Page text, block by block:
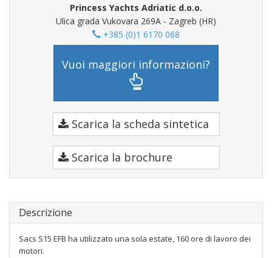
Princess Yachts Adriatic d.o.o.
Ulica grada Vukovara 269A - Zagreb (HR)
+385 (0)1 6170 068
Vuoi maggiori informazioni?
Scarica la scheda sintetica
Scarica la brochure
Descrizione
Sacs S15 EFB ha utilizzato una sola estate, 160 ore di lavoro dei
motori.